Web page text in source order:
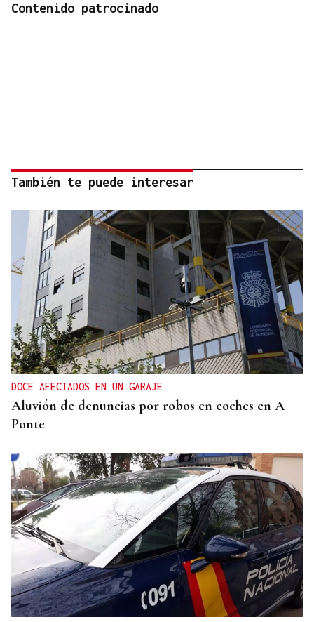
Contenido patrocinado
También te puede interesar
DOCE AFECTADOS EN UN GARAJE
Aluvión de denuncias por robos en coches en A
Ponte